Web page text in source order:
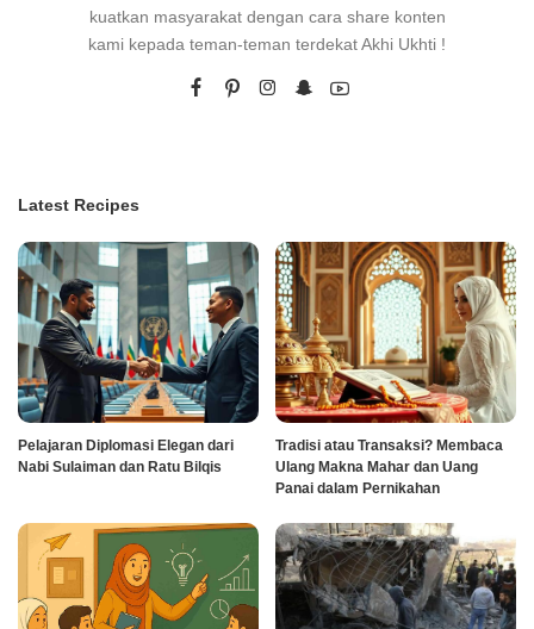
kuatkan masyarakat dengan cara share konten
kami kepada teman-teman terdekat Akhi Ukhti !
Latest Recipes
Pelajaran Diplomasi Elegan dari
Nabi Sulaiman dan Ratu Bilqis
Tradisi atau Transaksi? Membaca
Ulang Makna Mahar dan Uang
Panai dalam Pernikahan